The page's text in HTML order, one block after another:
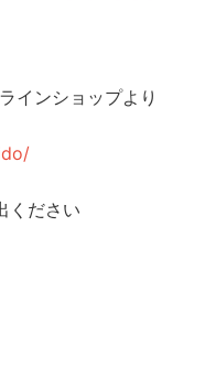
インショップより
ください